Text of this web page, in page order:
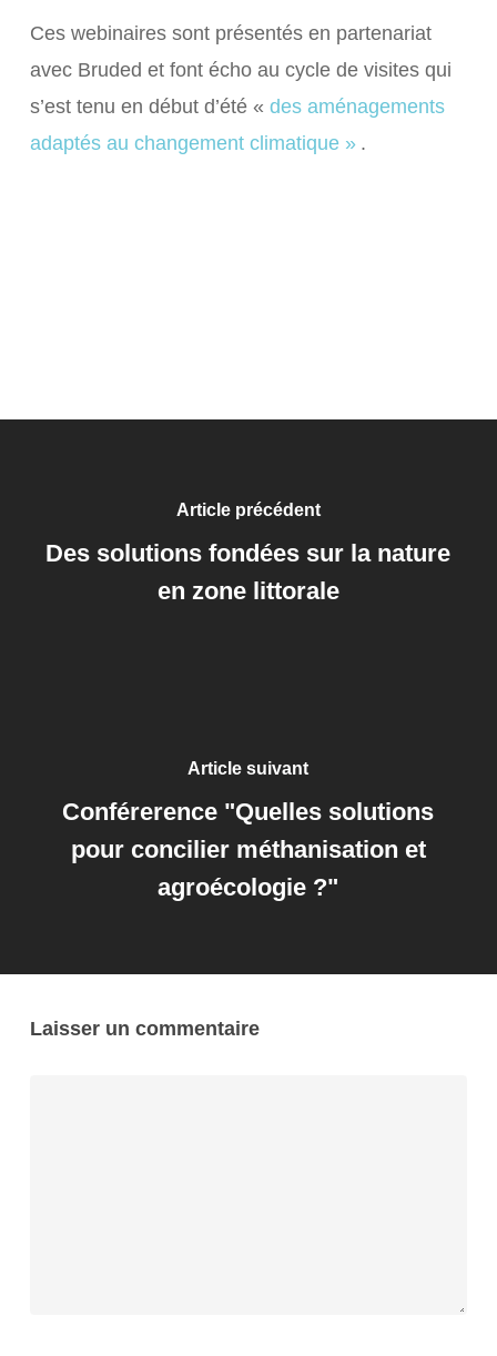
Ces webinaires sont présentés en partenariat
avec Bruded et font écho au cycle de visites qui
s’est tenu en début d’été « des aménagements
adaptés au changement climatique ».
Article précédent
Des solutions fondées sur la nature
en zone littorale
Article suivant
Conférerence "Quelles solutions
pour concilier méthanisation et
agroécologie ?"
Laisser un commentaire